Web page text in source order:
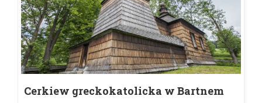
Cerkiew greckokatolicka w Bartnem